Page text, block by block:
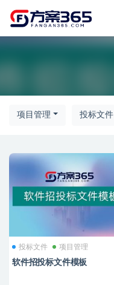
项目管理 投标文件
投标文件 项目管理
软件招投标文件模板